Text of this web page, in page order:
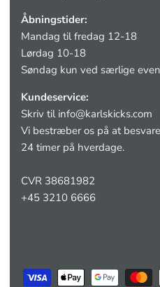
Åbningstider:
Mandag til fredag 12-18
Lørdag 10-18
Søndag kun ved særlige
Kundeservice:
Skriv til info@karlskicks.com
Vi bestræber os på at
24 timer på hverdage.
CVR 38681982
+45 3210 6666